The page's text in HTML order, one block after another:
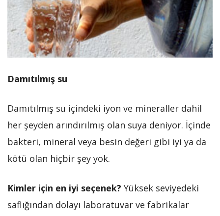
Damıtılmış su
Damıtılmış su içindeki iyon ve mineraller dahil
her şeyden arındırılmış olan suya deniyor. İçinde
bakteri, mineral veya besin değeri gibi iyi ya da
kötü olan hiçbir şey yok.
Kimler için en iyi seçenek? Yüksek seviyedeki
saflığından dolayı laboratuvar ve fabrikalar